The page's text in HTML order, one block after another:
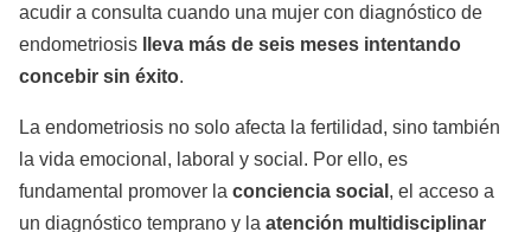
acudir a consulta cuando una mujer con diagnóstico de
endometriosis
lleva más de seis meses intentando
concebir sin éxito.
La endometriosis no solo afecta la fertilidad, sino también
la vida emocional, laboral y social. Por ello, es
fundamental promover la conciencia social , el acceso a
un diagnóstico temprano y la atención multidisciplinar